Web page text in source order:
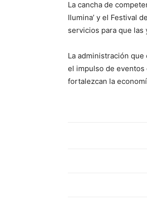
La cancha de
Ilumina’ y el Festival
servicios para que las
La administración
el impulso de
fortalezcan la